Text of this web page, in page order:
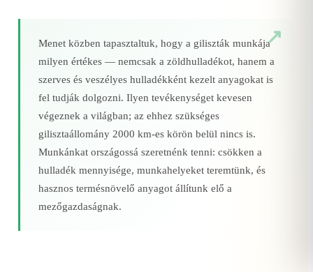
Menet közben tapasztaltuk, hogy a giliszták munkája
milyen értékes — nemcsak a zöldhulladékot, hanem a
szerves és veszélyes hulladékként kezelt anyagokat is
fel tudják dolgozni. Ilyen tevékenységet kevesen
végeznek a világban; az ehhez szükséges
gilisztaállomány 2000 km‑es körön belül nincs is.
Munkánkat országossá szeretnénk tenni: csökken a
hulladék mennyisége, munkahelyeket teremtünk, és
hasznos termésnövelő anyagot állítunk elő a
mezőgazdaságnak.